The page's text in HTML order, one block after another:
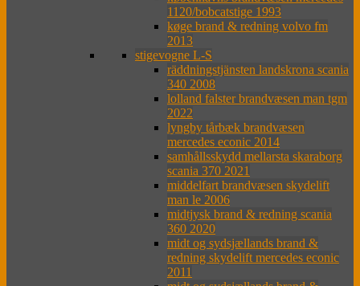
1120/bobcatstige 1993
køge brand & redning volvo fm
2013
stigevogne L-S
räddningstjänsten landskrona scania
340 2008
lolland falster brandvæsen man tgm
2022
lyngby tårbæk brandvæsen
mercedes econic 2014
samhållsskydd mellarsta skaraborg
scania 370 2021
middelfart brandvæsen skydelift
man le 2006
midtjysk brand & redning scania
360 2020
midt og sydsjællands brand &
redning skydelift mercedes econic
2011